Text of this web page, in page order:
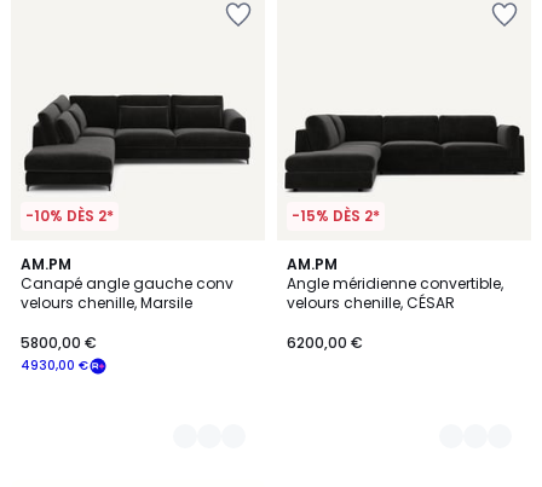
-10% DÈS 2*
AM.PM
Canapé angle gauche conv
velours chenille, Marsile
4930,00 €
5800,00 €
8
Couleurs
-15% DÈS 2*
AM.PM
Angle méridienne convertible,
velours chenille, CÉSAR
6200,00 €
8
Couleurs